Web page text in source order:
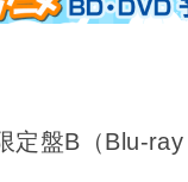
盤B（Blu-ray